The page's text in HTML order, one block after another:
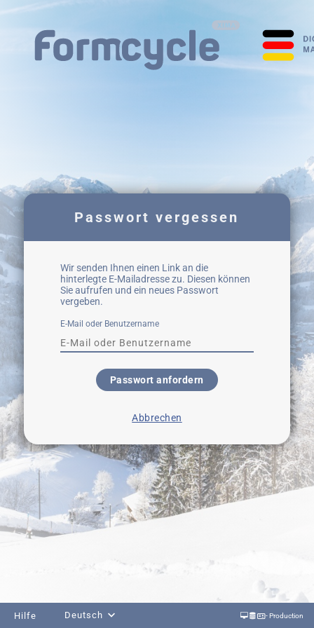
Passwort vergessen
Wir senden Ihnen einen Link an die
hinterlegte E-Mailadresse zu. Diesen können
Sie aufrufen und ein neues Passwort
vergeben.
E-Mail oder Benutzername
Passwort anfordern
Abbrechen
Hilfe Deutsch - Production